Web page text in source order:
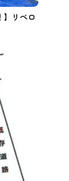
】リベロ